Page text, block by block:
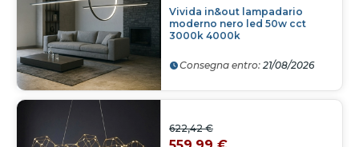
Vivida in&out lampadario
moderno nero led 50w cct
3000k 4000k
Consegna entro: 21/08/2026
622,42 €